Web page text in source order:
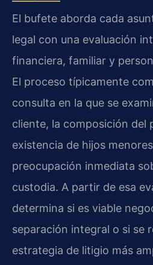
El bufete aborda cada
legal con una evaluación
financiera, familiar y
El proceso típicamente
consulta en la que se
cliente, la composición del
existencia de hijos
preocupación inmediata
custodia. A partir de esa
determina si es viable
separación integral o si se
estrategia de litigio más